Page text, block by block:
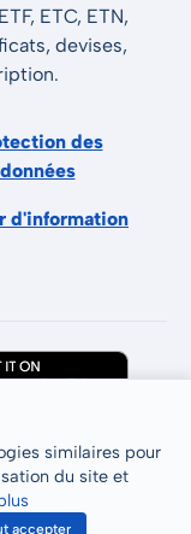
ETC, ETN,
devises,
des
données
d'information
2026
similaires pour
du site et
accepter